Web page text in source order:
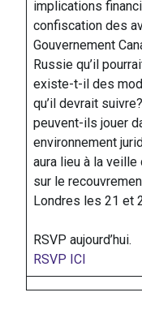
implications
confiscation des
Gouvernement
Russie qu’il
existe-t-il des
qu’il devrait
peuvent-ils jouer
environnement
aura lieu à la
sur le
Londres les 21 et
RSVP aujourd’hui.
RSVP ICI